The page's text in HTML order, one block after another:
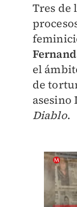
Tres de
el
de
asesino
Diablo.